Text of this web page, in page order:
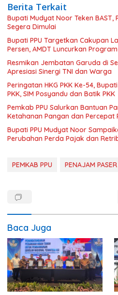
Berita Terkait
Bupati Mudyat Noor Teken BAST,
Segera Dimulai
Bupati PPU Targetkan Cakupan
Persen, AMDT Luncurkan
Resmikan Jembatan Garuda di
Apresiasi Sinergi TNI dan Warga
Peringatan HKG PKK Ke-54,
PKK, SIM Posyandu dan Batik PKK
Pemkab PPU Salurkan Bantuan
Ketahanan Pangan dan Percepat
Bupati PPU Mudyat Noor
Perubahan Perda Pajak dan
PEMKAB PPU PENAJAM
Baca Juga